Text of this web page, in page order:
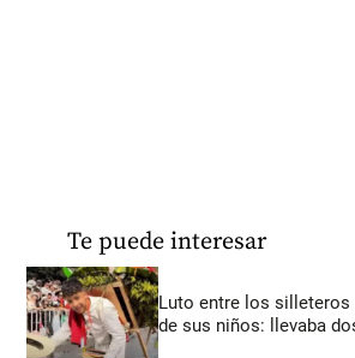
Te puede interesar
Luto entre los silleteros
de sus niños: llevaba